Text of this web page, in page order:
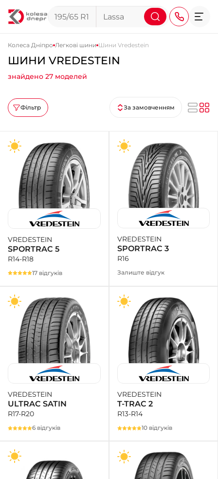
+38 (095) 276-44-44
+38 (067) 911-14-14
- на Щепкіна
+38 (098) 911-911-0
- на Тополі
+38 (098) 911-911-4
- на Калиновій
+38 (077) 7-184-184
- Донецьке шосе
+38 (050)-911-911-2
- Щепкіна
+38 (099)-643-33-77
- Тополь
Колеса Дніпро Легкові шини Шини Vredestein
ШИНИ VREDESTEIN
знайдено 27 моделей
Фільтр За замовченням
VREDESTEIN
SPORTRAC 5
R14-R18
17 відгуків
VREDESTEIN
SPORTRAC 3
R16
Залиште відгук
VREDESTEIN
ULTRAC SATIN
R17-R20
6 відгуків
VREDESTEIN
T-TRAC 2
R13-R14
10 відгуків